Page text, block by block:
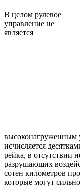
В целом рулевое
управление не
является
высоконагруженным
исчисляется
рейка, в отсутствии
разрушающих
сотен километров
которые могут